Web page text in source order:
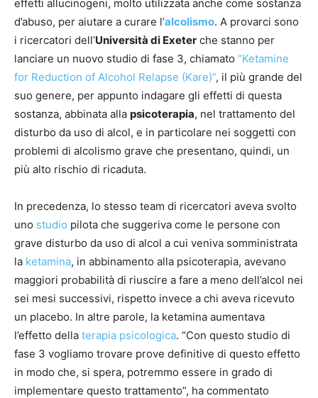
effetti allucinogeni, molto utilizzata anche come sostanza
d’abuso, per aiutare a curare l’alcolismo. A provarci sono
i ricercatori dell’Università di Exeter che stanno per
lanciare un nuovo studio di fase 3, chiamato “Ketamine
for Reduction of Alcohol Relapse (Kare)”, il più grande del
suo genere, per appunto indagare gli effetti di questa
sostanza, abbinata alla psicoterapia, nel trattamento del
disturbo da uso di alcol, e in particolare nei soggetti con
problemi di alcolismo grave che presentano, quindi, un
più alto rischio di ricaduta.
In precedenza, lo stesso team di ricercatori aveva svolto
uno studio pilota che suggeriva come le persone con
grave disturbo da uso di alcol a cui veniva somministrata
la ketamina, in abbinamento alla psicoterapia, avevano
maggiori probabilità di riuscire a fare a meno dell’alcol nei
sei mesi successivi, rispetto invece a chi aveva ricevuto
un placebo. In altre parole, la ketamina aumentava
l’effetto della terapia psicologica. “Con questo studio di
fase 3 vogliamo trovare prove definitive di questo effetto
in modo che, si spera, potremmo essere in grado di
implementare questo trattamento”, ha commentato